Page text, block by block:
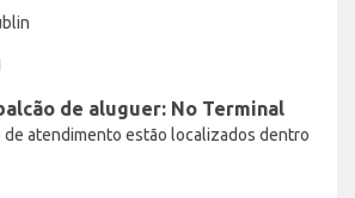
de aluguer: No Terminal
de atendimento estão localizados dentro